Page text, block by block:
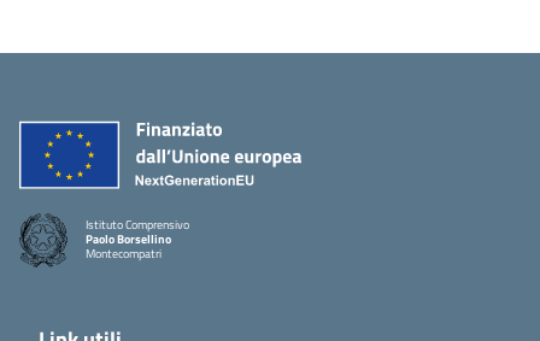
Istituto Comprensivo
Paolo Borsellino
Montecompatri